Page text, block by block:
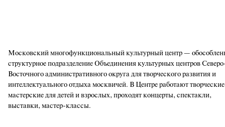
Московский многофункциональный культурный центр —
структурное подразделение Объединения культурных центров
Восточного административного округа для творческого развития и
интеллектуального отдыха москвичей. В Центре работают творческие
мастерские для детей и взрослых, проходят концерты, спектакли,
выставки, мастер-классы.